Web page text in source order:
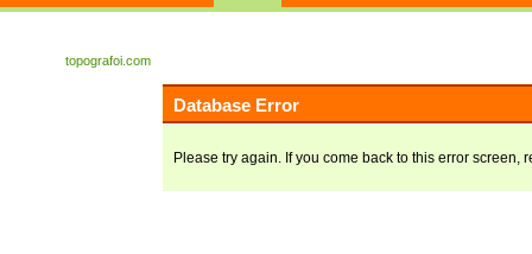
topografoi.com
Database Error
Please try again. If you come back to this error screen,